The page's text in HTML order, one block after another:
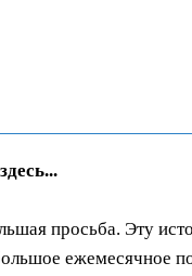
просьба. Эту
ежемесячное